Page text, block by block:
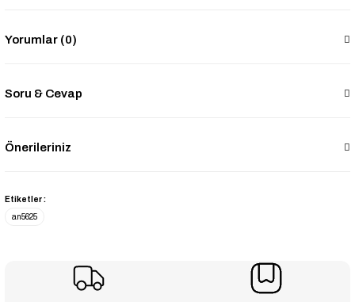
Yorumlar (0)
Soru & Cevap
Önerileriniz
Etiketler :
an5625